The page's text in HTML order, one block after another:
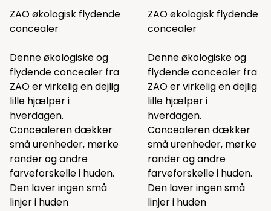
ZAO økologisk flydende
concealer
Denne økologiske og
flydende concealer fra
ZAO er virkelig en dejlig
lille hjælper i
hverdagen.
Concealeren dækker
små urenheder, mørke
rander og andre
farveforskelle i huden.
Den laver ingen små
linjer i huden
ZAO økologisk flydende
concealer
Denne økologiske og
flydende concealer fra
ZAO er virkelig en dejlig
lille hjælper i
hverdagen.
Concealeren dækker
små urenheder, mørke
rander og andre
farveforskelle i huden.
Den laver ingen små
linjer i huden